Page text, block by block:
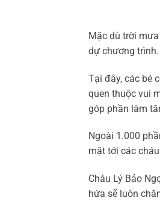
Mặc dù trời
dự chương
Tại đây, các bé
quen thuộc vui
góp phần làm
Ngoài 1.000
mặt tới các
Cháu Lý Bảo
hứa sẽ luôn